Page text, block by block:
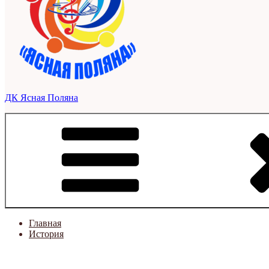
ДК Ясная Поляна
Главная
История